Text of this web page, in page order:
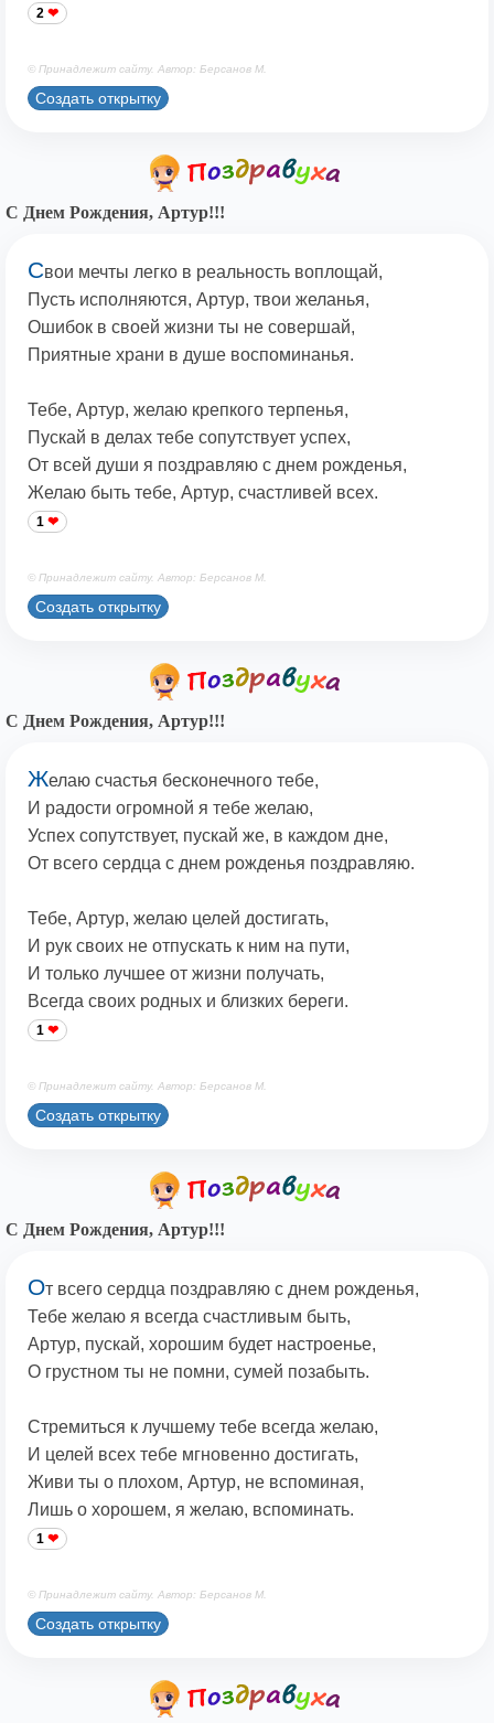
2
© Принадлежит сайту. Автор: Берсанов М.
Создать открытку
С Днем Рождения, Артур!!!
Свои мечты легко в реальность воплощай,
Пусть исполняются, Артур, твои желанья,
Ошибок в своей жизни ты не совершай,
Приятные храни в душе воспоминанья.
Тебе, Артур, желаю крепкого терпенья,
Пускай в делах тебе сопутствует успех,
От всей души я поздравляю с днем рожденья,
Желаю быть тебе, Артур, счастливей всех.
1
© Принадлежит сайту. Автор: Берсанов М.
Создать открытку
С Днем Рождения, Артур!!!
Желаю счастья бесконечного тебе,
И радости огромной я тебе желаю,
Успех сопутствует, пускай же, в каждом дне,
От всего сердца с днем рожденья поздравляю.
Тебе, Артур, желаю целей достигать,
И рук своих не отпускать к ним на пути,
И только лучшее от жизни получать,
Всегда своих родных и близких береги.
1
© Принадлежит сайту. Автор: Берсанов М.
Создать открытку
С Днем Рождения, Артур!!!
От всего сердца поздравляю с днем рожденья,
Тебе желаю я всегда счастливым быть,
Артур, пускай, хорошим будет настроенье,
О грустном ты не помни, сумей позабыть.
Стремиться к лучшему тебе всегда желаю,
И целей всех тебе мгновенно достигать,
Живи ты о плохом, Артур, не вспоминая,
Лишь о хорошем, я желаю, вспоминать.
1
© Принадлежит сайту. Автор: Берсанов М.
Создать открытку